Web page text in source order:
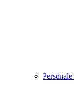
Personale